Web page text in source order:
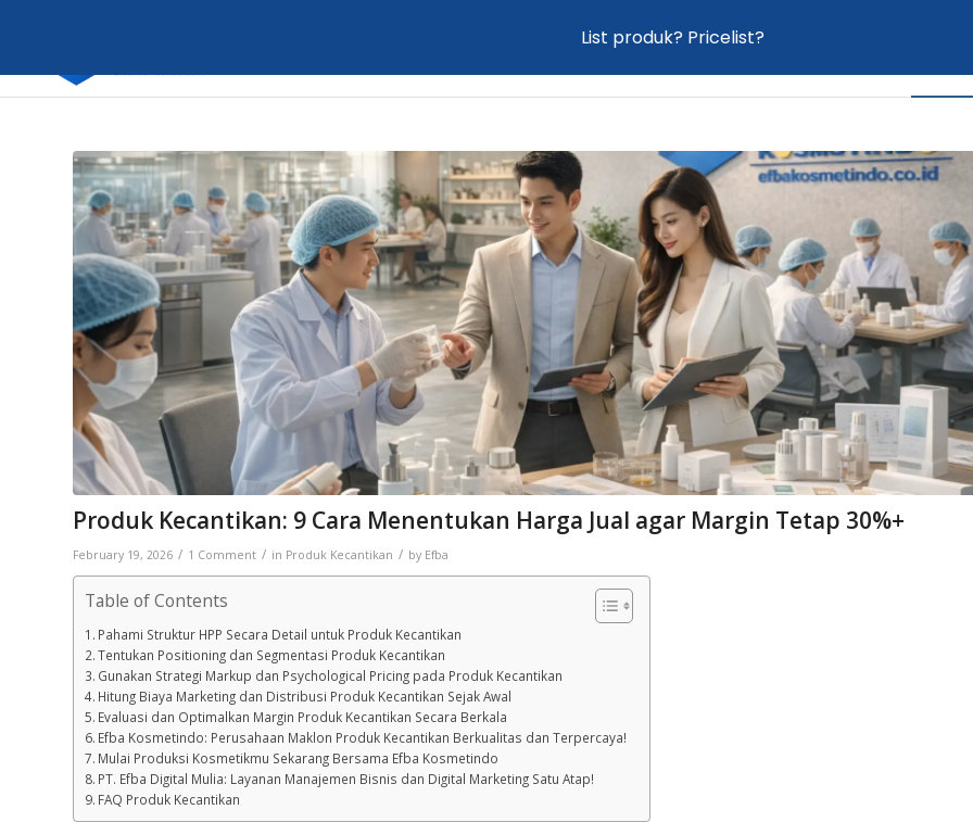
Produk Kecantikan: 9 Cara Menentukan Harga Jual agar Margin Tetap 30%+
February 19, 2026 / 1 Comment / inProduk Kecantikan / byEfba
Table of Contents
Pahami Struktur HPP Secara Detail untuk Produk Kecantikan
Tentukan Positioning dan Segmentasi Produk Kecantikan
Gunakan Strategi Markup dan Psychological Pricing pada Produk Kecantikan
Hitung Biaya Marketing dan Distribusi Produk Kecantikan Sejak Awal
Evaluasi dan Optimalkan Margin Produk Kecantikan Secara Berkala
Efba Kosmetindo: Perusahaan Maklon Produk Kecantikan Berkualitas dan Terpercaya!
says:
List produk? Pricelist?